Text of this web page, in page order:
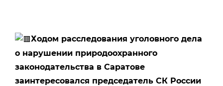
Ходом расследования уголовного дела
о нарушении природоохранного
законодательства в Саратове
заинтересовался председатель СК России